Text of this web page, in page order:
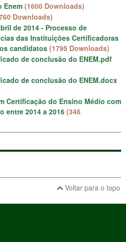
Enem (1600 Downloads)
Downloads)
de 2014 - Processo de
das Instituições Certificadoras
candidatos (1795 Downloads)
de conclusão do ENEM.pdf
de conclusão do ENEM.docx
Certificação do Ensino Médio com
entre 2014 a 2016 (346
Voltar para o topo